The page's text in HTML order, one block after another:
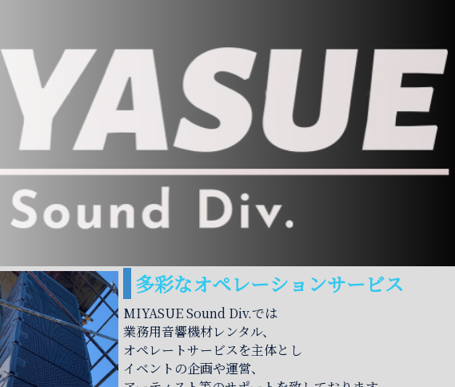
多彩なオペレーションサービス
MIYASUE Sound Div.では
業務用音響機材レンタル、
オペレートサービスを主体とし
イベントの企画や運営、